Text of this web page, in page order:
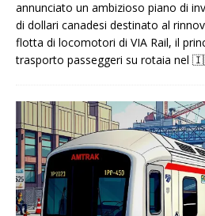
annunciato un ambizioso piano di
di dollari canadesi destinato al
flotta di locomotori di VIA Rail, il
trasporto passeggeri su rotaia nel